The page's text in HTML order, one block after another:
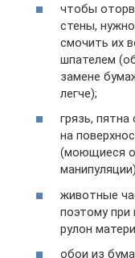
чтобы
стены,
смочить их
шпателем
замене
легче);
грязь,
на
(моющиеся
животные
поэтому при
рулон
обои из